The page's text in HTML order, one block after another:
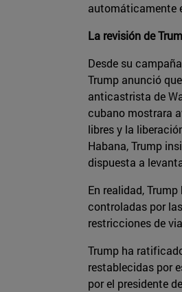
automáticamente
La revisión de
Desde su
Trump anunció
anticastrista de
cubano mostrara
libres y la
Habana, Trump
dispuesta a
En realidad, Trump
controladas por
restricciones de
Trump ha
restablecidas por
por el presidente